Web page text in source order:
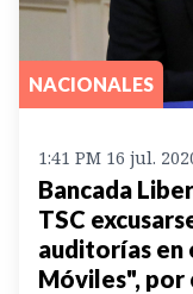
NACIONALES
1:41 PM 16 jul.
Bancada
TSC
auditorías en
Móviles",